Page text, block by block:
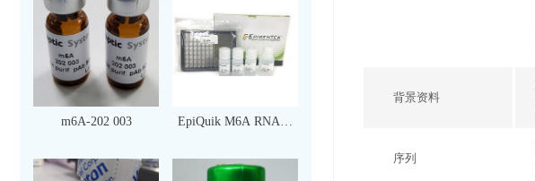
背景资料
序列
m6A-202 003
EpiQuik M6A RNA甲
（比色法）（96 次）